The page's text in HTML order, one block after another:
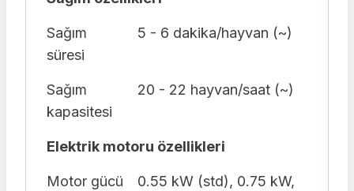
Sağım
süresi
5 - 6 dakika/hayvan (~)
Sağım
kapasitesi
20 - 22 hayvan/saat (~)
Elektrik motoru özellikleri
Motor gücü
0.55 kW (std), 0.75 kW,